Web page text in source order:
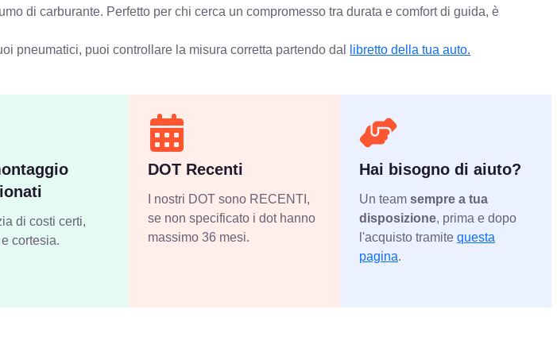
di carburante. Perfetto per chi cerca un compromesso tra durata e comfort di guida, è
pneumatici, puoi controllare la misura corretta partendo dal libretto della tua auto.
di costi certi,
cortesia.
DOT Recenti
I nostri DOT sono RECENTI,
se non specificato i dot hanno
massimo 36 mesi.
Hai bisogno di aiuto?
Un team sempre a tua
disposizione, prima e dopo
l'acquisto tramite questa
pagina.